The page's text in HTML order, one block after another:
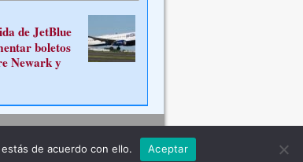
de JetBlue
boletos
Newark y
de acuerdo con ello. Aceptar